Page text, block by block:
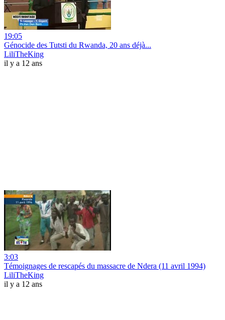
19:05
Génocide des Tutsti du Rwanda, 20 ans déjà...
LiliTheKing
il y a 12 ans
3:03
Témoignages de rescapés du massacre de Ndera (11 avril 1994)
LiliTheKing
il y a 12 ans